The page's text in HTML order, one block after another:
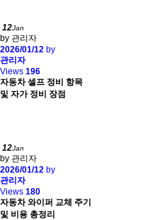
12Jan
by 관리자
2026/01/12 by
관리자
Views 196
자동차 셀프 정비 항목
및 자가 정비 장점
12Jan
by 관리자
2026/01/12 by
관리자
Views 180
자동차 와이퍼 교체 주기
및 비용 총정리